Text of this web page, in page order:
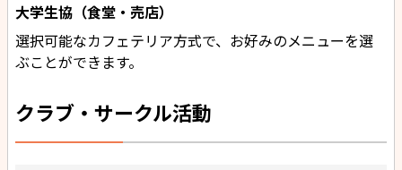
大学生協（食堂・売店）
選択可能なカフェテリア方式で、お好みのメニューを選
ぶことができます。
クラブ・サークル活動